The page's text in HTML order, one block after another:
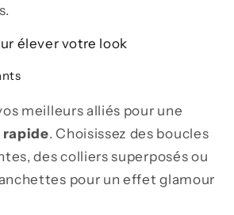
élever votre look
meilleurs alliés pour une
. Choisissez des boucles
des colliers superposés ou
pour un effet glamour